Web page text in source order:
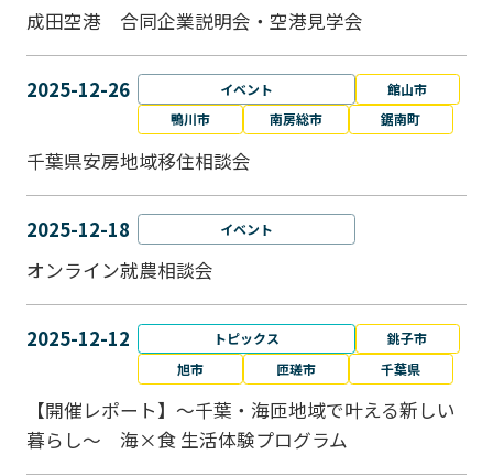
成田空港 合同企業説明会・空港見学会
2025-12-26 イベント
館山市
鴨川市
南房総市 鋸南町
千葉県安房地域移住相談会
2025-12-18 イベント
オンライン就農相談会
2025-12-12 トピックス
銚子市
旭市
匝瑳市 千葉県
【開催レポート】～千葉・海匝地域で叶える新しい
暮らし～ 海×食 生活体験プログラム